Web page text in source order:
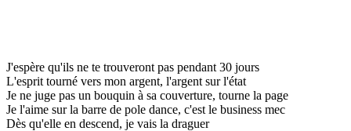
J'espère qu'ils ne te trouveront pas pendant 30 jours
L'esprit tourné vers mon argent, l'argent sur l'état
Je ne juge pas un bouquin à sa couverture, tourne la page
Je l'aime sur la barre de pole dance, c'est le business mec
Dès qu'elle en descend, je vais la draguer